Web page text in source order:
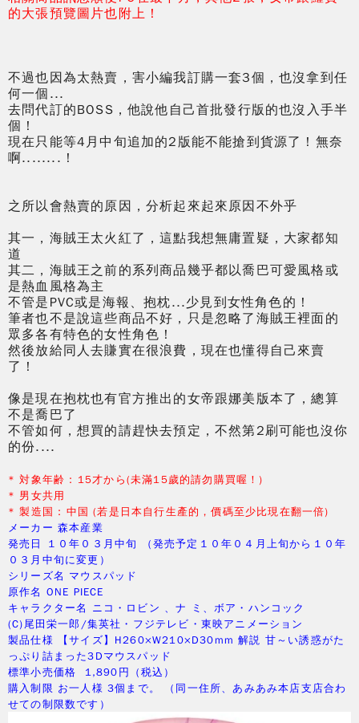
的大張預覽圖片也附上！
不過也因為太熱賣，害小編我訂購一套3個，也沒拿到任
何一個...
去問代訂的BOSS，他說他自己首批發行版的也沒入手半
個！
現在只能等4月中旬追加的2版能不能搶到貨源了！無奈
啊........！
之所以會熱賣的原因，分析起來起來原因不外乎
其一，海賊王太火紅了，這點我想無庸置疑，大家都知
道
其二，海賊王之前的系列商品幾乎都以喬巴可愛風格或
是熱血風格為主
不管是PVC或是海報、抱枕...少見到女性角色的！
筆者也不是說這些商品不好，只是忽略了海賊王裡面的
眾多各有特色的女性角色！
然後放給同人去賺實在很浪費，現在也懂得自己來賣
了！
像是現在抱枕也有官方推出的女帝跟娜美版本了，總算
不是喬巴了
不管如何，想買的請趕快去預定，不然第2刷可能也沒你
的份....
* 対象年齢 : 15才から(未滿15歲的請勿購買喔！)
* 男女共用
* 製造国 : 中国(若是日本自行生產的，價碼至少比現在翻一倍)
メーカー 森本産業
発売日 １０年０３月中旬 （発売予定１０年０４月上旬から１０年
０３月中旬に変更）
シリーズ名 マウスパッド
原作名 ONE PIECE
キャラクター名 ニコ・ロビン 、ナ ミ、ボア・ハンコック
(C)尾田栄一郎/集英社・フジテレビ・東映アニメーション
製品仕様 【サイズ】H260×W210×D30mm 解説 甘～い誘惑がた
っぷり詰まった3Dマウスパッド
標準小売価格 1,890円（税込）
購入制限 お一人様 3個まで。 （同一住所、あみあみ本店支店合わ
せての制限数です）